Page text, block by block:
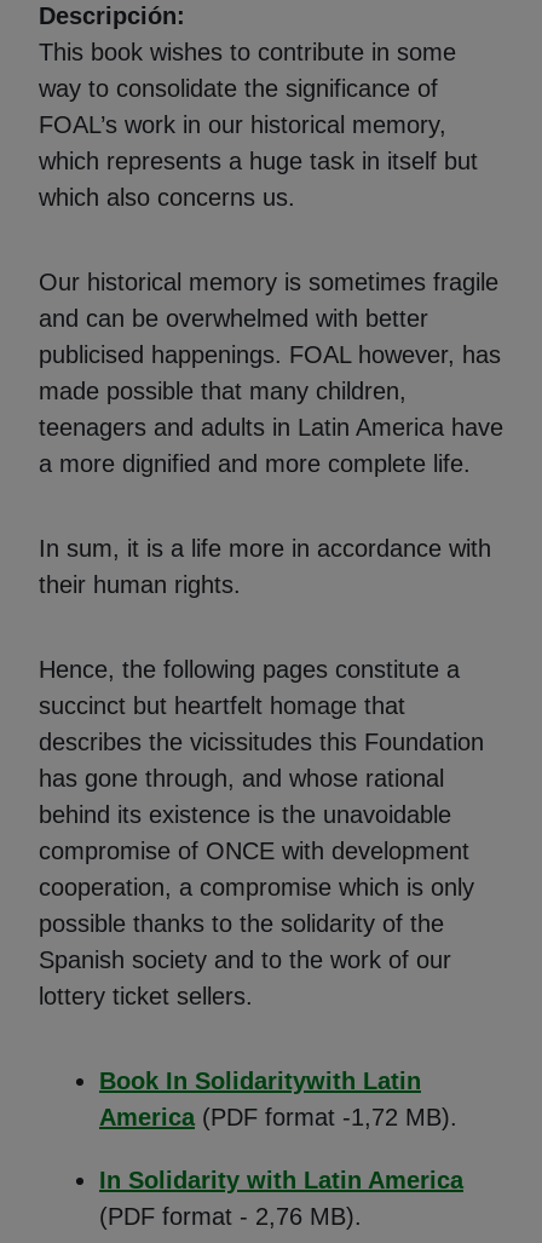
Descripción
This book wishes to contribute in some
way to consolidate the significance of
FOAL’s work in our historical memory,
which represents a huge task in itself but
which also concerns us.
Our historical memory is sometimes fragile
and can be overwhelmed with better
publicised happenings. FOAL however, has
made possible that many children,
teenagers and adults in Latin America have
a more dignified and more complete life.
In sum, it is a life more in accordance with
their human rights.
Hence, the following pages constitute a
succinct but heartfelt homage that
describes the vicissitudes this Foundation
has gone through, and whose rational
behind its existence is the unavoidable
compromise of ONCE with development
cooperation, a compromise which is only
possible thanks to the solidarity of the
Spanish society and to the work of our
lottery ticket sellers.
Book In Solidaritywith Latin
America (Abre en nueva ventana)
(PDF format -1,72 MB).
In Solidarity with Latin America
(PDF format - 2,76 MB).